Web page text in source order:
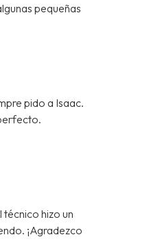
pequeñas
pido a Isaac.
hizo un
¡Agradezco